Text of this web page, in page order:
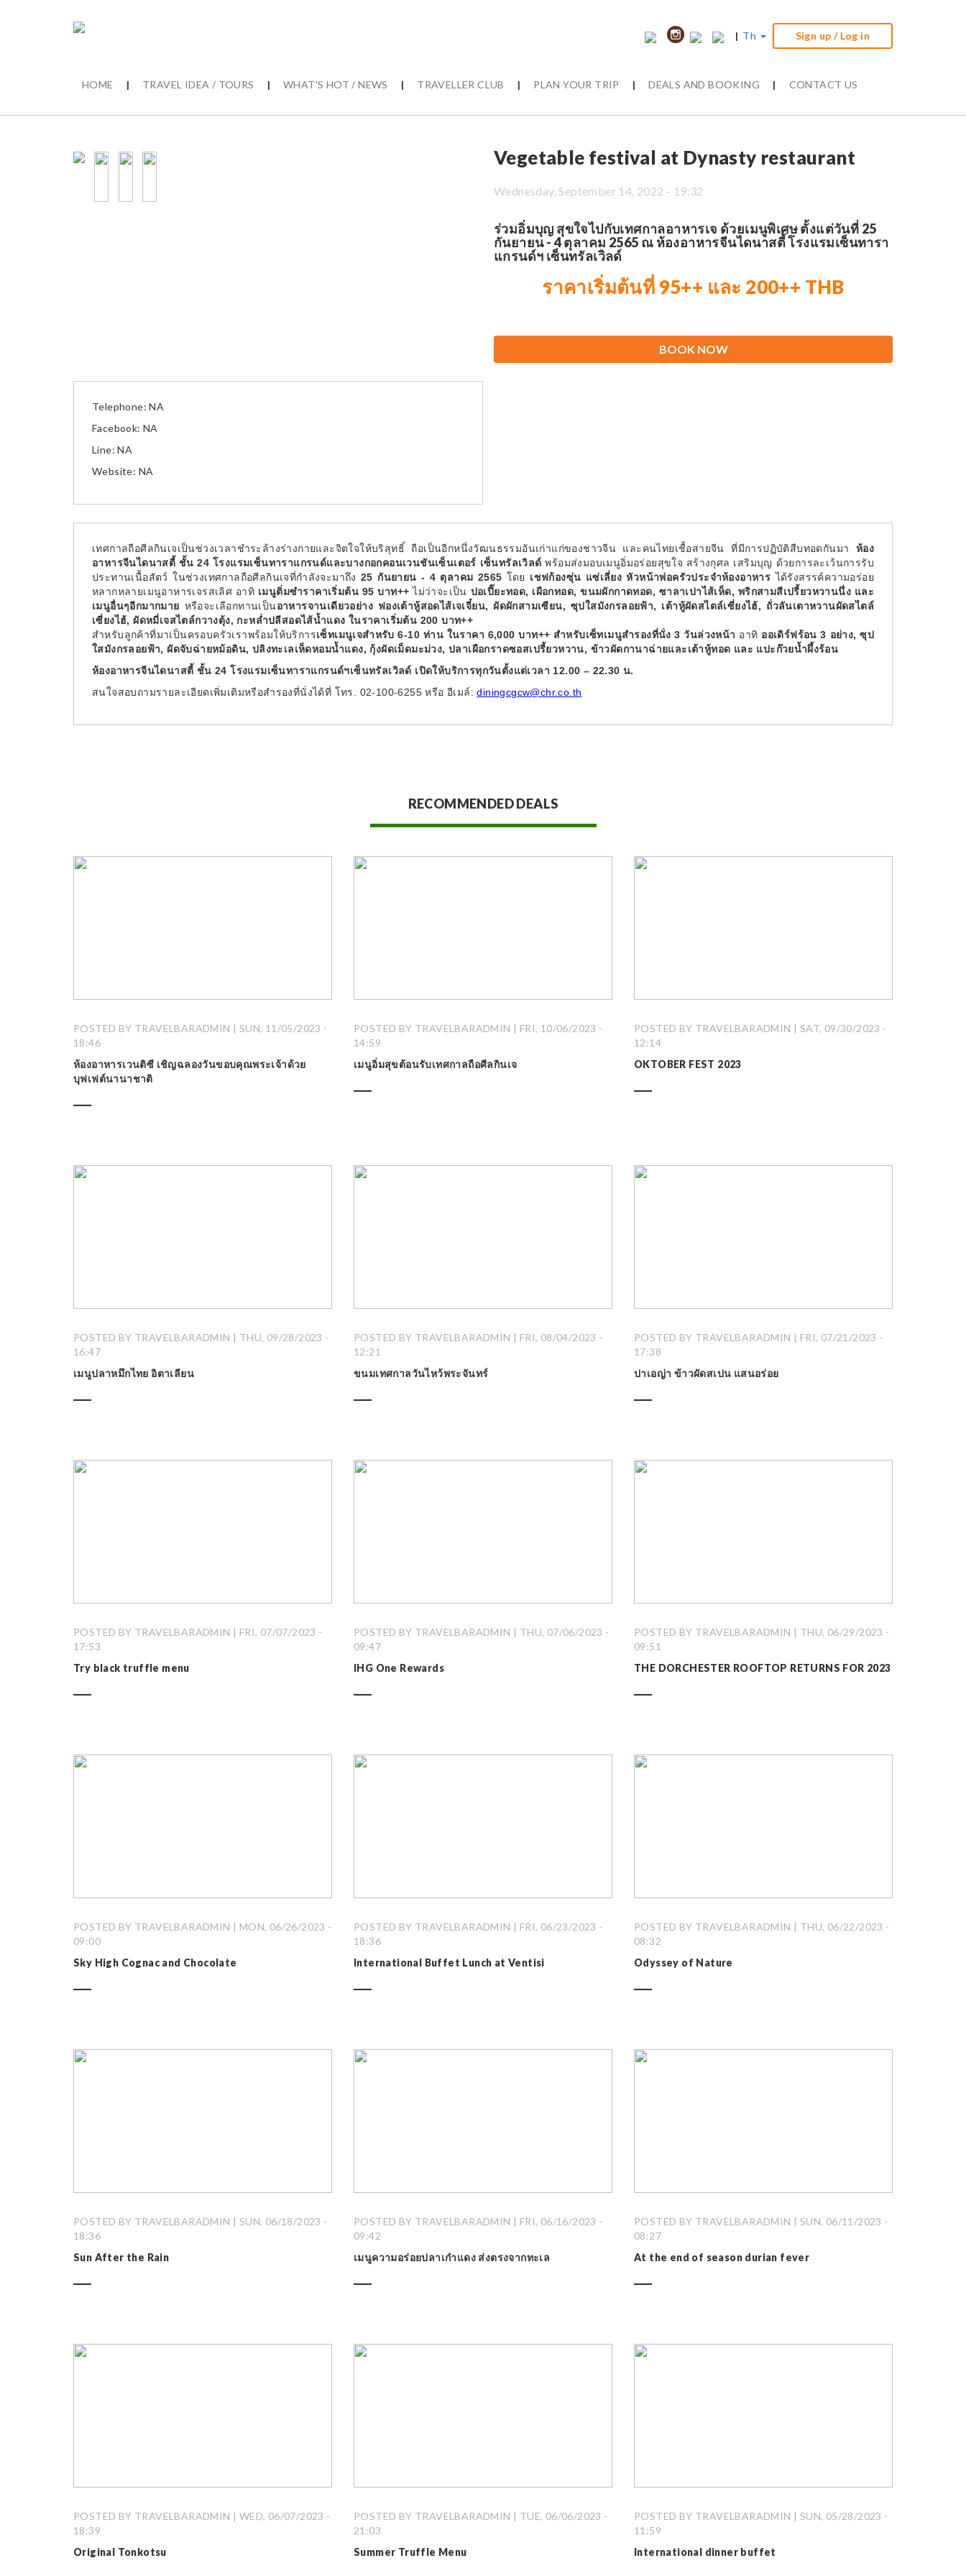
| Th Sign up / Log in
HOME | TRAVEL IDEA / TOURS | WHAT'S HOT / NEWS | TRAVELLER CLUB | PLAN YOUR TRIP | DEALS AND BOOKING | CONTACT US
Vegetable festival at Dynasty restaurant
Wednesday, September 14, 2022 - 19:32
ร่วมอิ่มบุญ สุขใจไปกับเทศกาลอาหารเจ ด้วยเมนูพิเศษ ตั้งแต่วันที่ 25
กันยายน - 4 ตุลาคม 2565 ณ ห้องอาหารจีนไดนาสตี้ โรงแรมเซ็นทารา
แกรนด์ฯ เซ็นทรัลเวิลด์
ราคาเริ่มต้นที่ 95++ และ 200++ THB
BOOK NOW
Telephone: NA
Facebook: NA
Line: NA
Website: NA
เทศกาลถือศีลกินเจเป็นช่วงเวลาชำระล้างร่างกายและจิตใจให้บริสุทธิ์ ถือเป็นอีกหนึ่งวัฒนธรรมอันเก่าแก่ของชาวจีน และคนไทยเชื้อสายจีน ที่มีการปฏิบัติสืบทอดกันมา ห้อง
อาหารจีนไดนาสตี้ ชั้น 24 โรงแรมเซ็นทาราแกรนด์และบางกอกคอนเวนชันเซ็นเตอร์ เซ็นทรัลเวิลด์พร้อมส่งมอบเมนูอิ่มอร่อยสุขใจ สร้างกุศล เสริมบุญ ด้วยการละเว้นการรับ
ประทานเนื้อสัตว์ ในช่วงเทศกาลถือศีลกินเจที่กำลังจะมาถึง 25 กันยายน - 4 ตุลาคม 2565 โดย เชฟก้องซุ่น แซ่เลี่ยง หัวหน้าพ่อครัวประจำห้องอาหารได้รังสรรค์ความอร่อย
หลากหลายเมนูอาหารเจรสเลิศ อาทิ เมนูติ่มซำราคาเริ่มต้น 95 บาท++ไม่ว่าจะเป็น ปอเปี๊ยะทอด, เผือกทอด, ขนมผักกาดทอด, ซาลาเปาไส้เห็ด, พริกสามสีเปรี้ยวหวานนึ่ง และ
เมนูอื่นๆอีกมากมาย หรือจะเลือกทานเป็นอาหารจานเดียวอย่าง ฟองเต้าหู้สอดไส้เจเจี๋ยน, ผัดผักสามเซียน, ซุปใสมังกรลอยฟ้า, เต้าหู้ผัดสไตล์เซี่ยงไฮ้, ถั่วลันเตาหวานผัดสไตล์
เซี่ยงไฮ้, ผัดหมี่เจสไตล์กวางตุ้ง, กะหล่ำปลีสอดไส้น้ำแดง ในราคาเริ่มต้น 200 บาท++
สำหรับลูกค้าที่มาเป็นครอบครัวเราพร้อมให้บริการเซ็ทเมนูเจสำหรับ 6-10 ท่าน ในราคา 6,000 บาท++ สำหรับเซ็ทเมนูสำรองที่นั่ง 3 วันล่วงหน้า อาทิ ออเดิร์ฟร้อน 3 อย่าง, ซุป
ใสมังกรลอยฟ้า, ผัดจับฉ่ายหม้อดิน, ปลิงทะเลเห็ดหอมน้ำแดง, กุ้งผัดเม็ดมะม่วง, ปลาเผือกราดซอสเปรี้ยวหวาน, ข้าวผัดกานาฉ่ายและเต้าหู้ทอด และ แปะก๊วยน้ำผึ้งร้อน
ห้องอาหารจีนไดนาสตี้ ชั้น 24 โรงแรมเซ็นทาราแกรนด์ฯเซ็นทรัลเวิลด์ เปิดให้บริการทุกวันตั้งแต่เวลา 12.00 – 22.30 น.
สนใจสอบถามรายละเอียดเพิ่มเติมหรือสำรองที่นั่งได้ที่ โทร. 02-100-6255 หรือ อีเมล์:diningcgcw@chr.co.th
RECOMMENDED DEALS
POSTED BY TRAVELBARADMIN | SUN, 11/05/2023 -
18:46
ห้องอาหารเวนติซี เชิญฉลองวันขอบคุณพระเจ้าด้วย
บุฟเฟต์นานาชาติ
POSTED BY TRAVELBARADMIN | FRI, 10/06/2023 -
14:59
เมนูอิ่มสุขต้อนรับเทศกาลถือศีลกินเจ
POSTED BY TRAVELBARADMIN | SAT, 09/30/2023 -
12:14
OKTOBER FEST 2023
POSTED BY TRAVELBARADMIN | THU, 09/28/2023 -
16:47
เมนูปลาหมึกไทย อิตาเลียน
POSTED BY TRAVELBARADMIN | FRI, 08/04/2023 -
12:21
ขนมเทศกาลวันไหว้พระจันทร์
POSTED BY TRAVELBARADMIN | FRI, 07/21/2023 -
17:38
ปาเอญ่า ข้าวผัดสเปน แสนอร่อย
POSTED BY TRAVELBARADMIN | FRI, 07/07/2023 -
17:53
Try black truffle menu
POSTED BY TRAVELBARADMIN | THU, 07/06/2023 -
09:47
IHG One Rewards
POSTED BY TRAVELBARADMIN | THU, 06/29/2023 -
09:51
THE DORCHESTER ROOFTOP RETURNS FOR 2023
POSTED BY TRAVELBARADMIN | MON, 06/26/2023 -
09:00
Sky High Cognac and Chocolate
POSTED BY TRAVELBARADMIN | FRI, 06/23/2023 -
18:36
International Buffet Lunch at Ventisi
POSTED BY TRAVELBARADMIN | THU, 06/22/2023 -
08:32
Odyssey of Nature
POSTED BY TRAVELBARADMIN | SUN, 06/18/2023 -
18:36
Sun After the Rain
POSTED BY TRAVELBARADMIN | FRI, 06/16/2023 -
09:42
เมนูความอร่อยปลาเก๋าแดง ส่งตรงจากทะเล
POSTED BY TRAVELBARADMIN | SUN, 06/11/2023 -
08:27
At the end of season durian fever
POSTED BY TRAVELBARADMIN | WED, 06/07/2023 -
18:39
Original Tonkotsu
POSTED BY TRAVELBARADMIN | TUE, 06/06/2023 -
21:03
Summer Truffle Menu
POSTED BY TRAVELBARADMIN | SUN, 05/28/2023 -
11:59
International dinner buffet